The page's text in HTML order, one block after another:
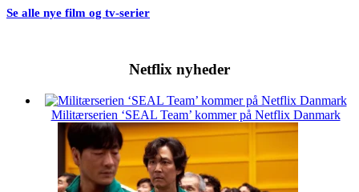
Se alle nye film og tv-serier
Netflix nyheder
Militærserien ‘SEAL Team’ kommer på Netflix Danmark